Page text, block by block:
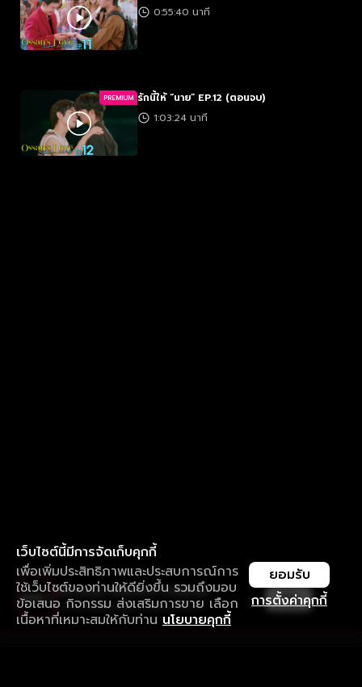
0:55:40 นาที
PREMIUM รักนี้ให้ “นาย” EP.12 (ตอนจบ)
1:03:24 นาที
เว็บไซต์นี้มีการจัดเก็บคุกกี้
เพื่อเพิ่มประสิทธิภาพและประสบการณ์การ
ใช้เว็บไซต์ของท่านให้ดียิ่งขึ้น รวมถึงมอบ
ข้อเสนอ กิจกรรม ส่งเสริมการขาย เลือก
เนื้อหาที่เหมาะสมให้กับท่าน นโยบายคุกกี้
การตั้งค่าคุกกี้
ยอมรับ
ใช้งานแอป ลื่นไหลกว่า ไม่มีสะดุด
ดาวน์โหลดแอปเพื่อการรับชมที่ดีกว่า เปิด